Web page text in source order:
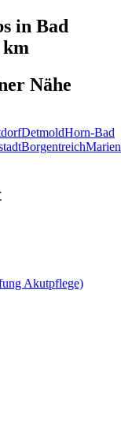
in Bad
Nähe
DetmoldHorn-Bad
Borgentreich
Akutpflege)